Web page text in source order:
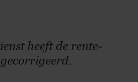
heeft de rente-